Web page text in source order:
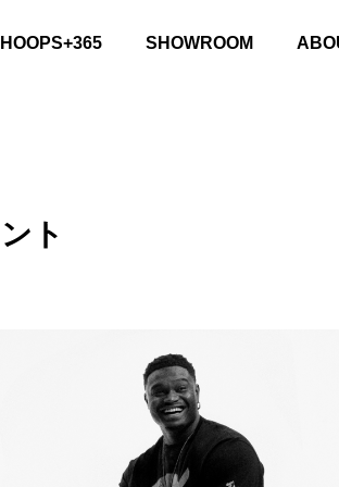
HOOPS+365 SHOWROOM
ト